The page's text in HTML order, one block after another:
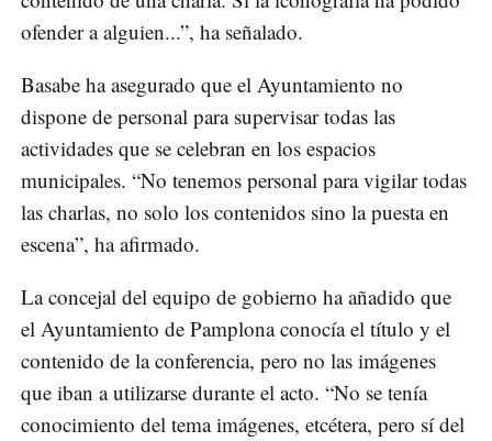
ofender a alguien...”, ha señalado.
Basabe ha asegurado que el Ayuntamiento no
dispone de personal para supervisar todas las
actividades que se celebran en los espacios
municipales. “No tenemos personal para vigilar todas
las charlas, no solo los contenidos sino la puesta en
escena”, ha afirmado.
La concejal del equipo de gobierno ha añadido que
el Ayuntamiento de Pamplona conocía el título y el
contenido de la conferencia, pero no las imágenes
que iban a utilizarse durante el acto. “No se tenía
conocimiento del tema imágenes, etcétera, pero sí del